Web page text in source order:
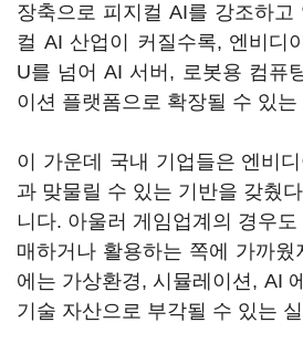
장축으로 피지컬 AI를 강조하고
컬 AI 산업이 커질수록, 엔비디
U를 넘어 AI 서버, 로봇용 컴퓨
이션 플랫폼으로 확장될 수 있
이 가운데 국내 기업들은 엔비
과 맞물릴 수 있는 기반을 갖췄
니다. 아울러 게임업계의 경우
매하거나 활용하는 쪽에 가까웠
에는 가상환경, 시뮬레이션, AI
기술 자산으로 부각될 수 있는